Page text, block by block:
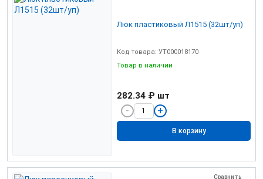
Люк пластиковый Л1515 (32шт/уп)
Код товара: УТ000018170
Товар в наличии
282.34 ₽ шт
В корзину
Сравнить